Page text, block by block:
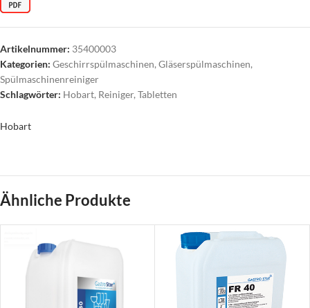
Artikelnummer: 35400003
Kategorien: Geschirrspülmaschinen, Gläserspülmaschinen,
Spülmaschinenreiniger
Schlagwörter: Hobart, Reiniger, Tabletten
Hobart
Ähnliche Produkte